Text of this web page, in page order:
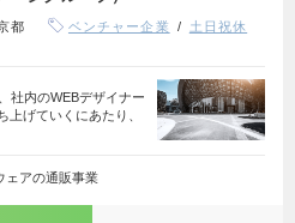
都 ベンチャー企業
土日祝休
社内のWEBデザイナー
上げていくにあたり、
ェアの通販事業